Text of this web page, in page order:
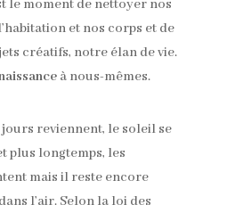
le moment de nettoyer nos
et nos corps et de
créatifs, notre élan de vie.
à nous-mêmes.
jours reviennent, le soleil se
plus longtemps, les
mais il reste encore